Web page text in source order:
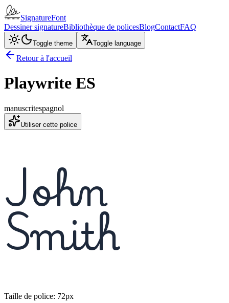
SignatureFont
Dessiner signatureBibliothèque de policesBlogContactFAQ
Toggle theme Toggle language
Retour à l'accueil
Playwrite ES
manuscritespagnol
Utiliser cette police
John
Smith
Taille de police: 72px